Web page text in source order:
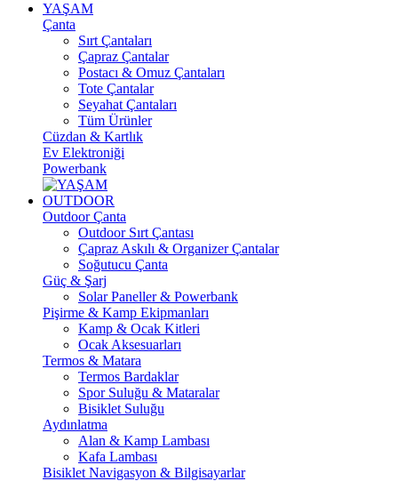
YAŞAM
Çanta
Sırt Çantaları
Çapraz Çantalar
Postacı & Omuz Çantaları
Tote Çantalar
Seyahat Çantaları
Tüm Ürünler
Cüzdan & Kartlık
Ev Elektroniği
Powerbank
OUTDOOR
Outdoor Çanta
Outdoor Sırt Çantası
Çapraz Askılı & Organizer Çantalar
Soğutucu Çanta
Güç & Şarj
Solar Paneller & Powerbank
Pişirme & Kamp Ekipmanları
Kamp & Ocak Kitleri
Ocak Aksesuarları
Termos & Matara
Termos Bardaklar
Spor Suluğu & Mataralar
Bisiklet Suluğu
Aydınlatma
Alan & Kamp Lambası
Kafa Lambası
Bisiklet Navigasyon & Bilgisayarlar